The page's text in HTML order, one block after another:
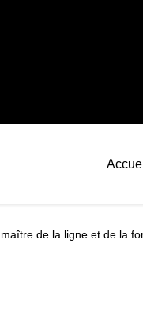
de la ligne et de la